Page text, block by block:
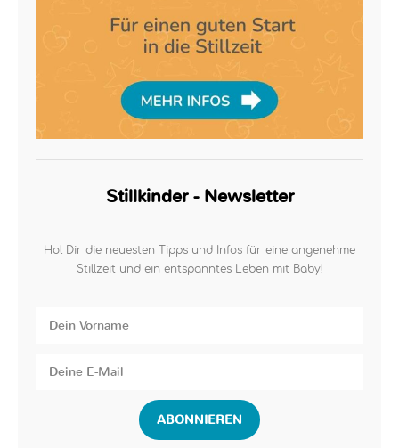
Stillkinder - Newsletter
Hol Dir die neuesten Tipps und Infos für eine angenehme
Stillzeit und ein entspanntes Leben mit Baby!
ABONNIEREN